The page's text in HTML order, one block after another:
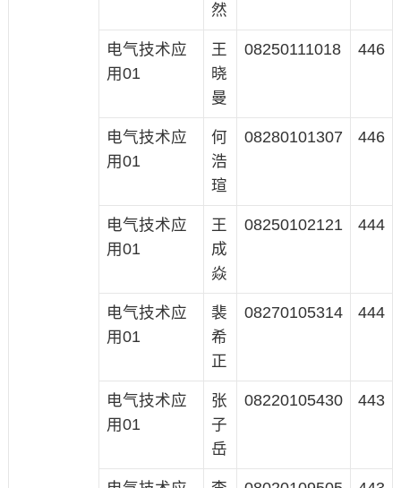
然
电气技术应
用01
王
晓
曼
08250111018 446
电气技术应
用01
何
浩
瑄
08280101307 446
电气技术应
用01
王
成
焱
08250102121 444
电气技术应
用01
裴
希
正
08270105314 444
电气技术应
用01
张
子
岳
08220105430 443